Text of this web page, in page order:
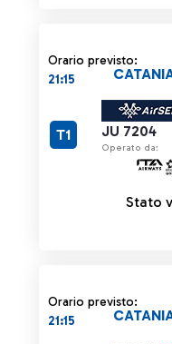
Orario previsto:
21:15
JU 7204
Operato da:
T1
Stato
Orario previsto:
21:15